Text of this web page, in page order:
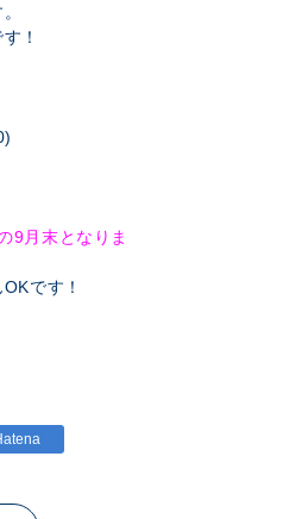
！
9月末となりま
です！